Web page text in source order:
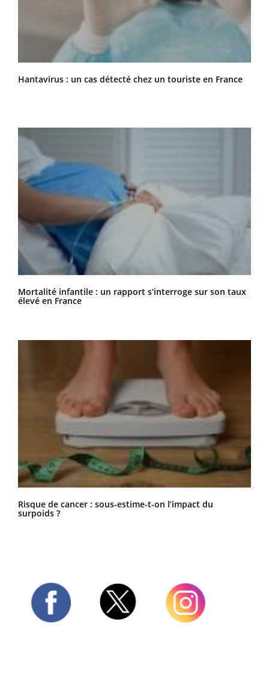
Hantavirus : un cas détecté chez un touriste en France
Mortalité infantile : un rapport s’interroge sur son taux
élevé en France
Risque de cancer : sous-estime-t-on l’impact du
surpoids ?